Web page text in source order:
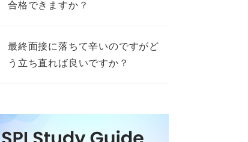
合格できますか？
最終面接に落ちて辛いのですがど
う立ち直れば良いですか？